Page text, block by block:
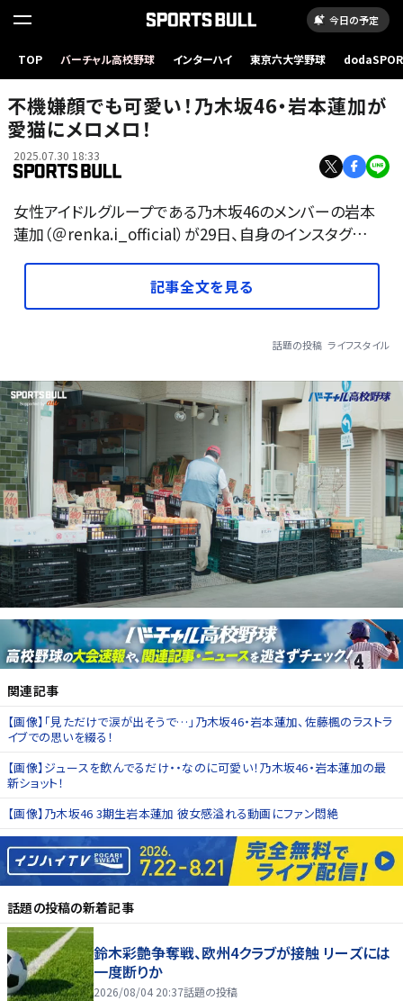
今日の予定
TOP バーチャル高校野球 インターハイ 東京六大学野球
不機嫌顔でも可愛い！乃木坂46・岩本蓮加が
愛猫にメロメロ！
2025.07.30 18:33
女性アイドルグループである乃木坂46のメンバーの岩本
蓮加（＠renka.i_official）が29日、自身のインスタグ…
記事全文を見る
話題の投稿 ライフスタイル
関連記事
【画像】「見ただけで涙が出そうで…」乃木坂46・岩本蓮加、佐藤楓のラストラ
イブでの思いを綴る！
【画像】ジュースを飲んでるだけ・・なのに可愛い！乃木坂46・岩本蓮加の最
新ショット！
【画像】乃木坂46 3期生岩本蓮加 彼女感溢れる動画にファン悶絶
話題の投稿の新着記事
鈴木彩艶争奪戦、欧州4クラブが接触 リーズには
一度断りか
2026/08/04 20:37話題の投稿